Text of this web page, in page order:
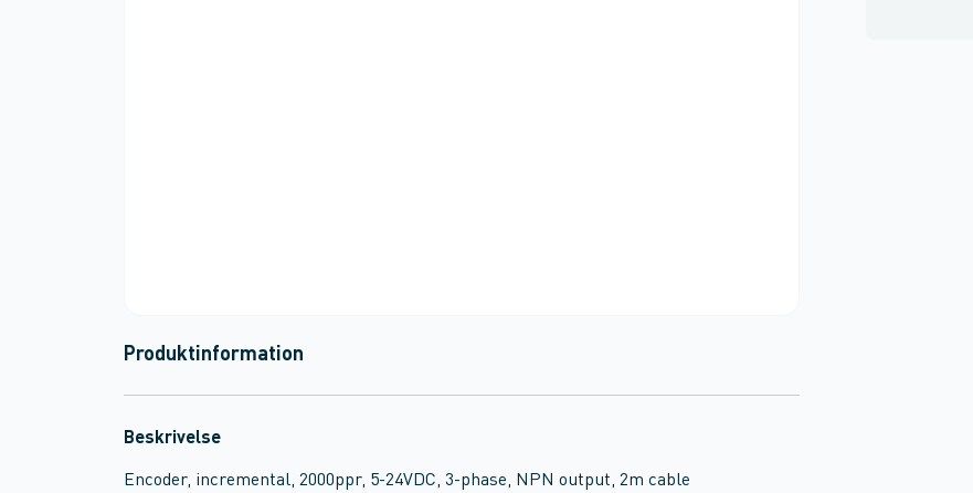
Produktinformation
Beskrivelse
Encoder, incremental, 2000ppr, 5-24VDC, 3-phase, NPN output, 2m cable